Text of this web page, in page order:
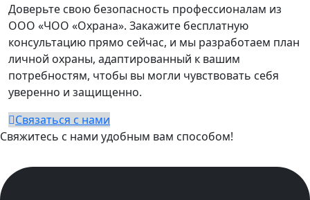
Доверьте свою безопасность профессионалам из
ООО «ЧОО «Охрана». Закажите бесплатную
консультацию прямо сейчас, и мы разработаем план
личной охраны, адаптированный к вашим
потребностям, чтобы вы могли чувствовать себя
уверенно и защищенно.
Связаться с нами
Свяжитесь с нами удобным вам способом!